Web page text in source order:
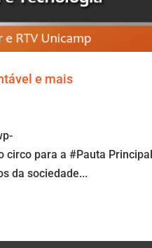
e mais
circo para a #Pauta
da sociedade...